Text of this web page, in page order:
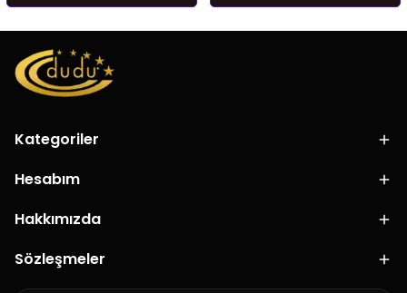
Kategoriler
Hesabım
Hakkımızda
Sözleşmeler